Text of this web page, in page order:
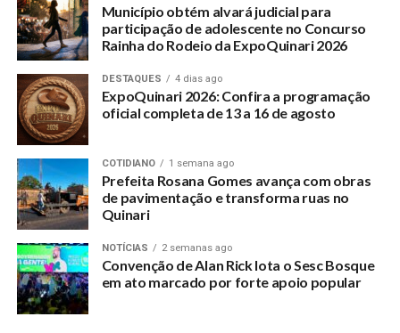
Município obtém alvará judicial para
participação de adolescente no Concurso
Rainha do Rodeio da ExpoQuinari 2026
DESTAQUES 4 dias ago
ExpoQuinari 2026: Confira a programação
oficial completa de 13 a 16 de agosto
COTIDIANO 1 semana ago
Prefeita Rosana Gomes avança com obras
de pavimentação e transforma ruas no
Quinari
NOTÍCIAS 2 semanas ago
Convenção de Alan Rick lota o Sesc Bosque
em ato marcado por forte apoio popular